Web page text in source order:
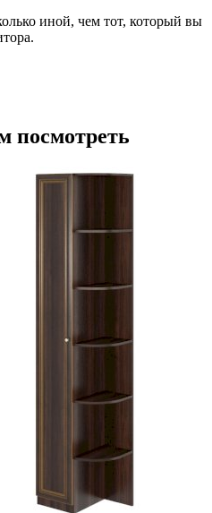
иной, чем тот, который вы
посмотреть